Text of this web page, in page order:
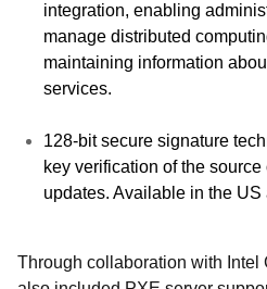
integration, enabling
manage distributed
maintaining information
services.
128-bit secure signature
key verification of the
updates. Available in the US
Through collaboration with Intel